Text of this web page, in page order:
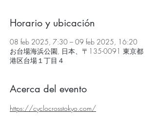
Horario y ubicación
08 feb 2025, 7:30 – 09 feb 2025, 16:20
お台場海浜公園, 日本、〒135-0091 東京都
港区台場１丁目４
Acerca del evento
https://cyclocrosstokyo.com/